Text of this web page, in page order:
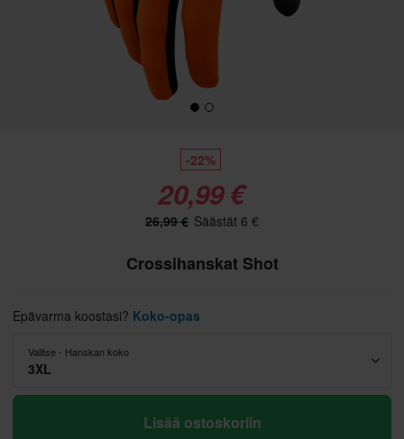
-22%
20,99 €
26,99 € Säästät 6 €
Crossihanskat Shot
Epävarma koostasi? Koko-opas
Valitse - Hanskan koko
3XL
Lisää ostoskoriin